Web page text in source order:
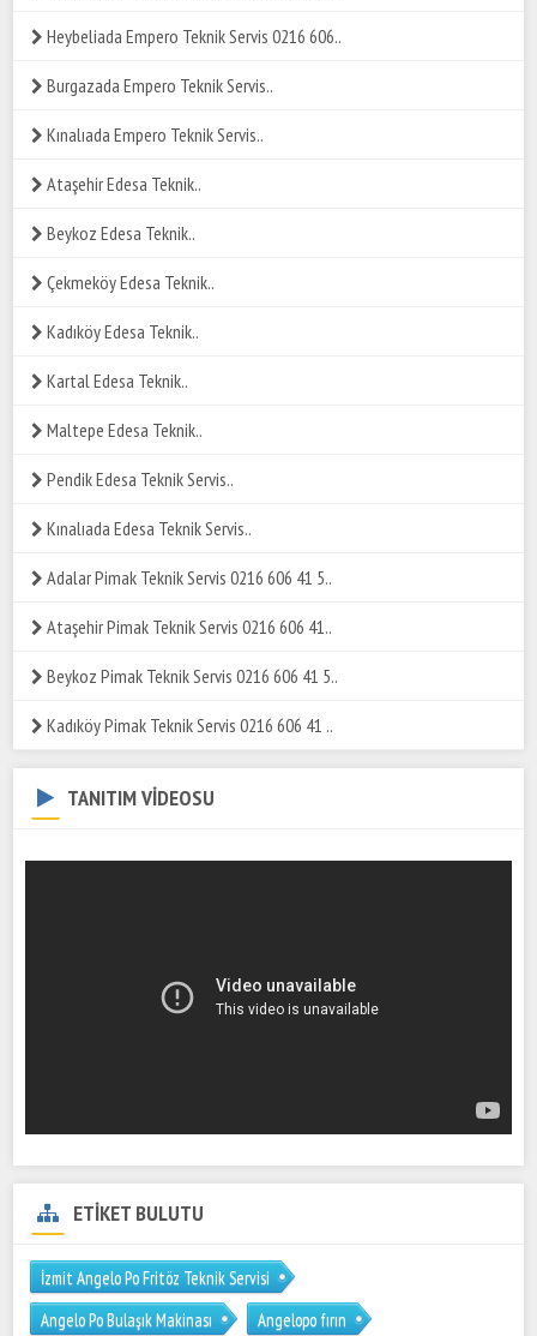
Heybeliada Empero Teknik Servis 0216 606..
Burgazada Empero Teknik Servis..
Kınalıada Empero Teknik Servis..
Ataşehir Edesa Teknik..
Beykoz Edesa Teknik..
Çekmeköy Edesa Teknik..
Kadıköy Edesa Teknik..
Kartal Edesa Teknik..
Maltepe Edesa Teknik..
Pendik Edesa Teknik Servis..
Kınalıada Edesa Teknik Servis..
Adalar Pimak Teknik Servis 0216 606 41 5..
Ataşehir Pimak Teknik Servis 0216 606 41..
Beykoz Pimak Teknik Servis 0216 606 41 5..
Kadıköy Pimak Teknik Servis 0216 606 41 ..
TANITIM VİDEOSU
ETİKET BULUTU
İzmit Angelo Po Fritöz Teknik Servisi
Angelo Po Bulaşık Makinası
Angelopo fırın